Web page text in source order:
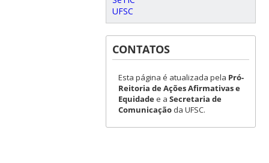
UFSC
CONTATOS
Esta página é atualizada pela Pró-
Reitoria de Ações Afirmativas e
Equidadee a Secretaria de
Comunicaçãoda UFSC.